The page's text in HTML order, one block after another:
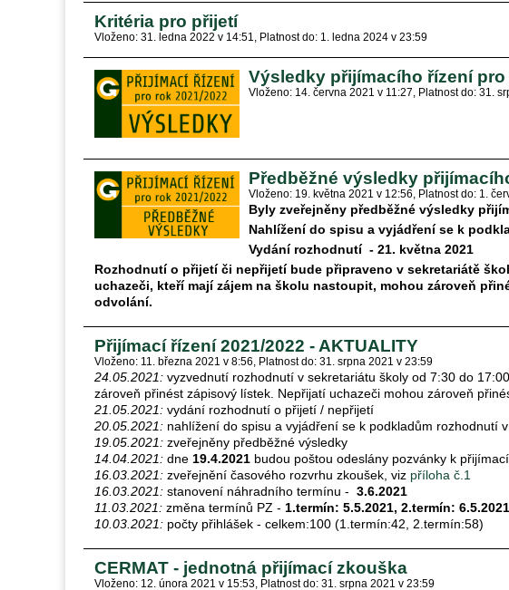
Kritéria pro přijetí
Vloženo: 31. ledna 2022 v 14:51 Platnost do: 1. ledna 2024 v 23:59
Výsledky přijímacího řízení pro
Vloženo: 14. června 2021 v 11:27 Platnost do: 31.
Předběžné výsledky
Vloženo: 19. května 2021 v 12:56 Platnost do: 1.
Byly zveřejněny předběžné výsledky
Nahlížení do spisu a vyjádření se k
Vydání rozhodnutí - 21. května 2021
Rozhodnutí o přijetí či nepřijetí bude připraveno v sekretariátě
uchazeči, kteří mají zájem na školu nastoupit, mohou zároveň
odvolání.
Přijímací řízení 2021/2022 - AKTUALITY
Vloženo: 11. března 2021 v 8:56 Platnost do: 31. srpna 2021 v 23:59
24.05.2021: vyzvednutí rozhodnutí v sekretariátu školy od 7:30 do
zároveň přinést zápisový lístek. Nepřijatí uchazeči mohou zároveň
21.05.2021: vydání rozhodnutí o přijetí / nepřijetí
20.05.2021: nahlížení do spisu a vyjádření se k podkladům rozhodnutí
19.05.2021: zveřejněny předběžné výsledky
14.04.2021: dne 19.4.2021 budou poštou odeslány pozvánky k
16.03.2021: zveřejnění časového rozvrhu zkoušek, viz příloha č.1
16.03.2021: stanovení náhradního termínu - 3.6.2021
11.03.2021: změna termínů PZ - 1.termín: 5.5.2021, 2.termín: 6.5.2021
10.03.2021: počty přihlášek - celkem:100 (1.termín:42, 2.termín:58)
CERMAT - jednotná přijímací zkouška
Vloženo: 12. února 2021 v 15:53 Platnost do: 31. srpna 2021 v 23:59